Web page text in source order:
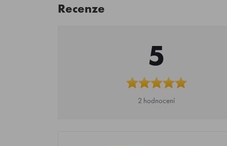
Recenze
5
2 hodnocení